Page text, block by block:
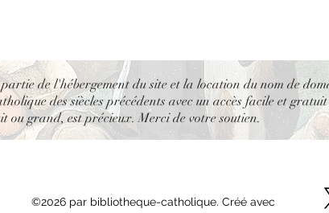
de l'hébergement du site et la location du nom de
des siècles précédents avec un accès facile et gratuit
ou grand, est précieux. Merci de votre soutien.
©2026 par bibliotheque-catholique. Créé avec